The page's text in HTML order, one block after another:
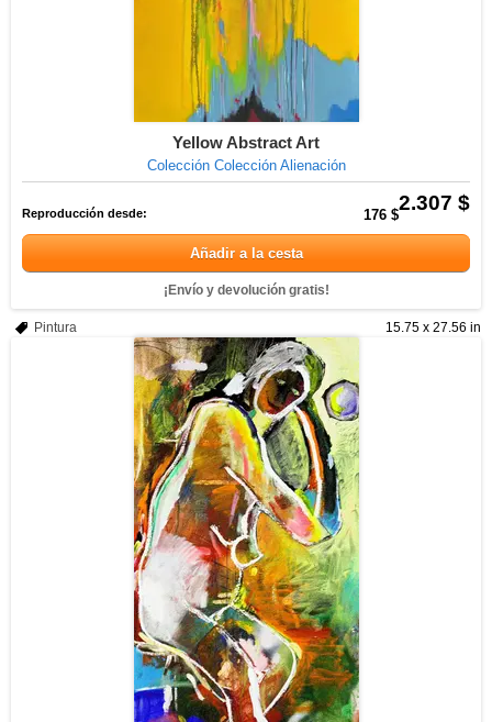
Yellow Abstract Art
Colección Colección Alienación
2.307 $
Reproducción desde: 176 $
Añadir a la cesta
¡Envío y devolución gratis!
15.75 x 27.56 in
Pintura